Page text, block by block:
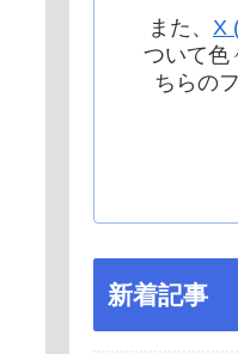
また、 X
ついて色
ちらの
新着記事